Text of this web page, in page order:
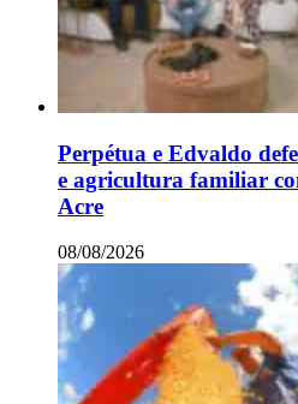
Perpétua e Edvaldo
e agricultura familiar
Acre
08/08/2026